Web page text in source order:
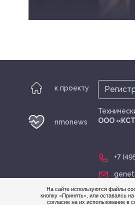
На сайте используются файлы
кнопку «Принять», или оставаясь
согласие на их использование в
к проекту
nmonews
ООО «КСТ
+7